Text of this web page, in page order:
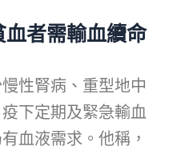
者需輸血續命
性腎病、重型地中
下定期及緊急輸血
血液需求。他稱，